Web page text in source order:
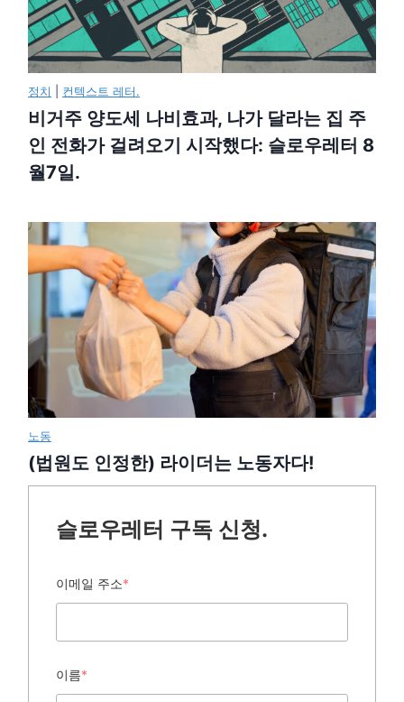
정치 컨텍스트 레터.
비거주 양도세 나비효과, 나가 달라는 집 주
인 전화가 걸려오기 시작했다: 슬로우레터 8
월7일.
노동
(법원도 인정한) 라이더는 노동자다!
슬로우레터 구독 신청.
이메일 주소*
이름*